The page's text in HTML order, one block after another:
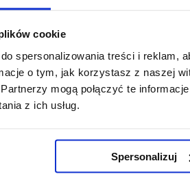
cookie
spersonalizowania treści i reklam,
o tym, jak korzystasz z naszej
mogą połączyć te
z ich usług.
Spersonalizuj
- stypendium Rektora,
studenckie
zobacz więcej